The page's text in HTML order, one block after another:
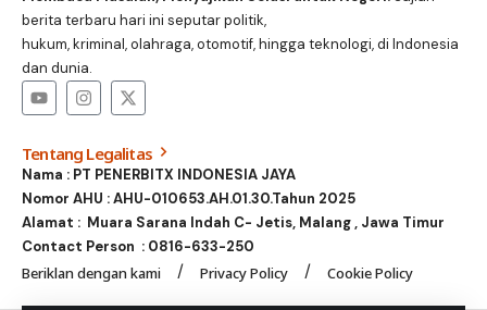
berita terbaru hari ini seputar politik,
hukum, kriminal, olahraga, otomotif, hingga teknologi, di Indonesia
dan dunia.
Tentang Legalitas
Nama : PT PENERBITX INDONESIA JAYA
Nomor AHU : AHU-010653.AH.01.30.Tahun 2025
Alamat : Muara Sarana Indah C- Jetis, Malang , Jawa Timur
Contact Person : 0816-633-250
Beriklan dengan kami Privacy Policy Cookie Policy